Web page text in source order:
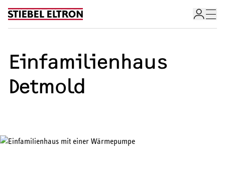
Einfamilienhaus
Detmold